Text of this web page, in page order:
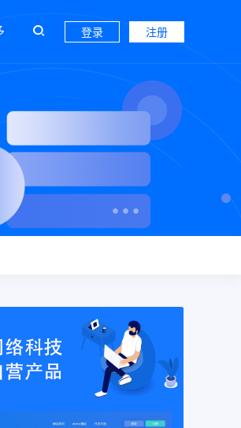
登录 注册